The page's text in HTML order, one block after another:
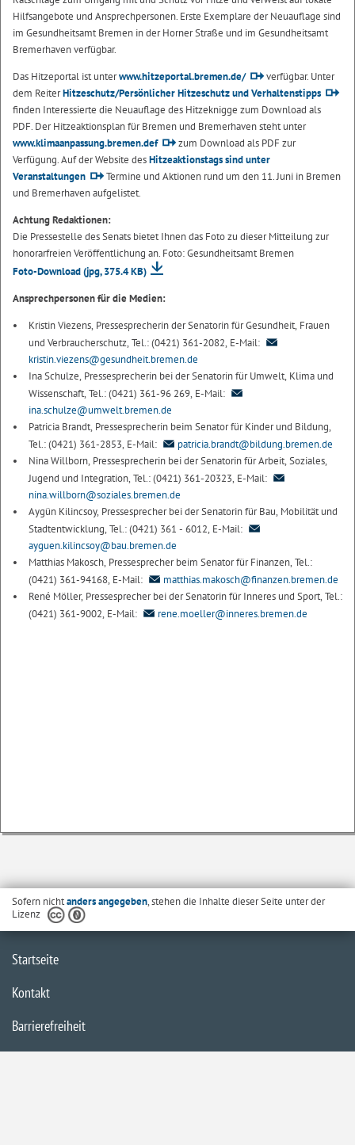
Hilfsangebote und Ansprechpersonen. Erste Exemplare der Neuauflage sind
im Gesundheitsamt Bremen in der Horner Straße und im Gesundheitsamt
Bremerhaven verfügbar.
Das Hitzeportal ist unterwww.hitzeportal.bremen.de/
verfügbar. Unter
dem ReiterHitzeschutz/Persönlicher Hitzeschutz und Verhaltenstipps
finden Interessierte die Neuauflage des Hitzeknigge zum Download als
PDF. Der Hitzeaktionsplan für Bremen und Bremerhaven steht unter
www.klimaanpassung.bremen.def
zum Download als PDF zur
Verfügung. Auf der Website desHitzeaktionstags sind unter
Veranstaltungen
Termine und Aktionen rund um den 11. Juni in Bremen
und Bremerhaven aufgelistet.
Achtung Redaktionen:
Die Pressestelle des Senats bietet Ihnen das Foto zu dieser Mitteilung zur
honorarfreien Veröffentlichung an. Foto: Gesundheitsamt Bremen
Foto-Download(jpg, 375.4 KB)
Ansprechpersonen für die Medien:
Kristin Viezens, Pressesprecherin der Senatorin für Gesundheit, Frauen
und Verbraucherschutz, Tel.: (0421) 361-2082, E-Mail:
kristin.viezens@gesundheit.bremen.de
Ina Schulze, Pressesprecherin bei der Senatorin für Umwelt, Klima und
Wissenschaft, Tel.: (0421) 361-96 269, E-Mail:
ina.schulze@umwelt.bremen.de
Patricia Brandt, Pressesprecherin beim Senator für Kinder und Bildung,
Tel.: (0421) 361-2853, E-Mail:
patricia.brandt@bildung.bremen.de
Nina Willborn, Pressesprecherin bei der Senatorin für Arbeit, Soziales,
Jugend und Integration, Tel.: (0421) 361-20323, E-Mail:
nina.willborn@soziales.bremen.de
Aygün Kilincsoy, Pressesprecher bei der Senatorin für Bau, Mobilität und
Stadtentwicklung, Tel.: (0421) 361 - 6012, E-Mail:
ayguen.kilincsoy@bau.bremen.de
Matthias Makosch, Pressesprecher beim Senator für Finanzen, Tel.:
(0421) 361-94168, E-Mail:
matthias.makosch@finanzen.bremen.de
René Möller, Pressesprecher bei der Senatorin für Inneres und Sport, Tel.:
(0421) 361-9002, E-Mail:
rene.moeller@inneres.bremen.de
Sofern nichtanders angegeben, stehen die Inhalte dieser Seite unter der
Lizenz
Startseite
Kontakt
Barrierefreiheit